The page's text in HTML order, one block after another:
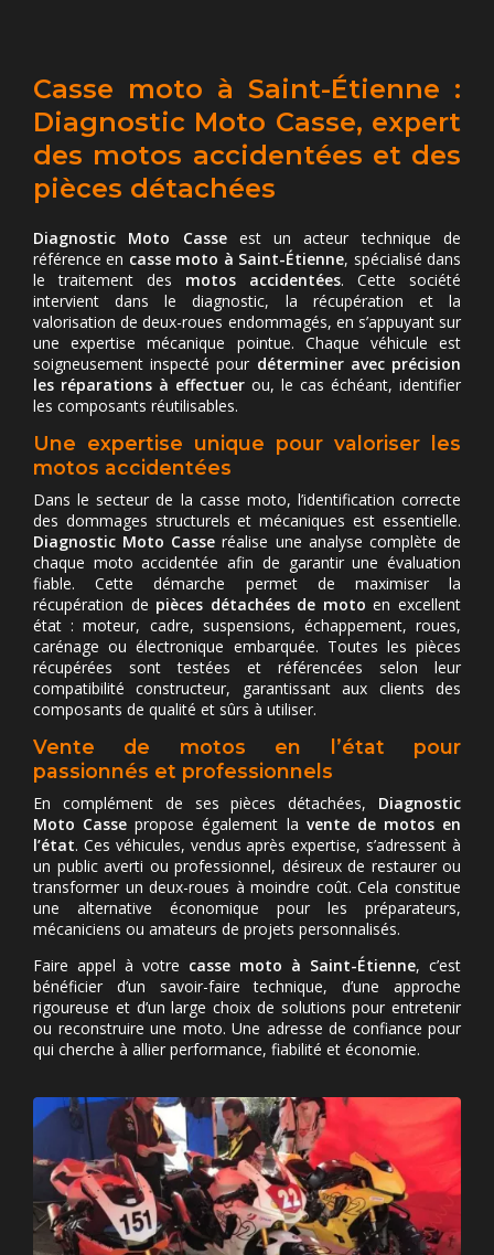
Casse moto à Saint-Étienne :
Diagnostic Moto Casse, expert
des motos accidentées et des
pièces détachées
Diagnostic Moto Casseest un acteur technique de
référence en casse moto à Saint-Étienne, spécialisé dans
le traitement des motos accidentées. Cette société
intervient dans le diagnostic, la récupération et la
valorisation de deux-roues endommagés, en s’appuyant sur
une expertise mécanique pointue. Chaque véhicule est
soigneusement inspecté pour déterminer avec précision
les réparations à effectuer ou, le cas échéant, identifier
les composants réutilisables.
Une expertise unique pour valoriser les
motos accidentées
Dans le secteur de la casse moto, l’identification correcte
des dommages structurels et mécaniques est essentielle.
Diagnostic Moto Casseréalise une analyse complète de
chaque moto accidentée afin de garantir une évaluation
fiable. Cette démarche permet de maximiser la
récupération de pièces détachées de moto en excellent
état : moteur, cadre, suspensions, échappement, roues,
carénage ou électronique embarquée. Toutes les pièces
récupérées sont testées et référencées selon leur
compatibilité constructeur, garantissant aux clients des
composants de qualité et sûrs à utiliser.
Vente de motos en l’état pour
passionnés et professionnels
En complément de ses pièces détachées, Diagnostic
Moto Casse propose également la vente de motos en
l’état. Ces véhicules, vendus après expertise, s’adressent à
un public averti ou professionnel, désireux de restaurer ou
transformer un deux-roues à moindre coût. Cela constitue
une alternative économique pour les préparateurs,
mécaniciens ou amateurs de projets personnalisés.
Faire appel à votre casse moto à Saint-Étienne, c’est
bénéficier d’un savoir-faire technique, d’une approche
rigoureuse et d’un large choix de solutions pour entretenir
ou reconstruire une moto. Une adresse de confiance pour
qui cherche à allier performance, fiabilité et économie.